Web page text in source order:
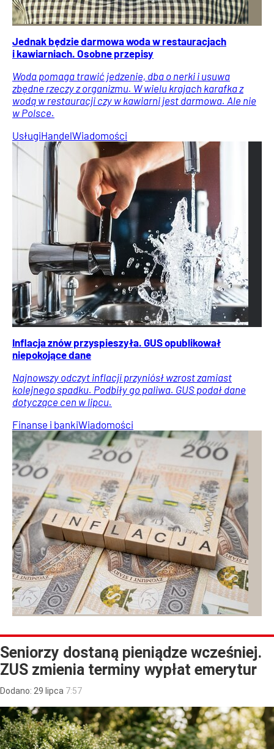
Jednak będzie darmowa woda w restauracjach
i kawiarniach. Osobne przepisy
Woda pomaga trawić jedzenie, dba o nerki i usuwa
zbędne rzeczy z organizmu. W wielu krajach karafka z
wodą w restauracji czy w kawiarni jest darmowa. Ale nie
w Polsce.
UsługiHandelWiadomości
Inflacja znów przyspieszyła. GUS opublikował
niepokojące dane
Najnowszy odczyt inflacji przyniósł wzrost zamiast
kolejnego spadku. Podbiły go paliwa. GUS podał dane
dotyczące cen w lipcu.
Finanse i bankiWiadomości
Seniorzy dostaną pieniądze wcześniej.
ZUS zmienia terminy wypłat emerytur
Dodano: 29 lipca 7:57